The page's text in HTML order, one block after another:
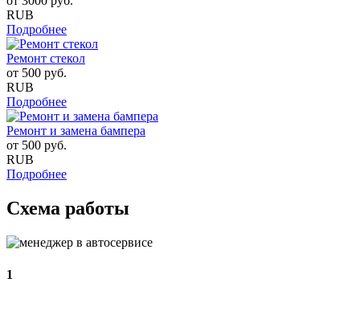
RUB
Подробнее
Ремонт стекол
от 500 руб.
RUB
Подробнее
Ремонт и замена бампера
от 500 руб.
RUB
Подробнее
Схема работы
1